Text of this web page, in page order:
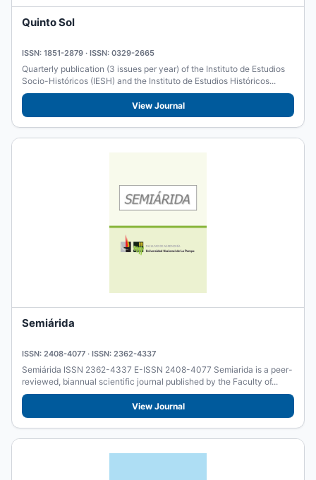
Quinto Sol
ISSN: 1851-2879 · ISSN: 0329-2665
Quarterly publication (3 issues per year) of the Instituto de Estudios
Socio-Históricos (IESH) and the Instituto de Estudios Históricos...
View Journal
Semiárida
ISSN: 2408-4077 · ISSN: 2362-4337
Semiárida ISSN 2362-4337 E-ISSN 2408-4077 Semiarida is a peer-
reviewed, biannual scientific journal published by the Faculty of...
View Journal